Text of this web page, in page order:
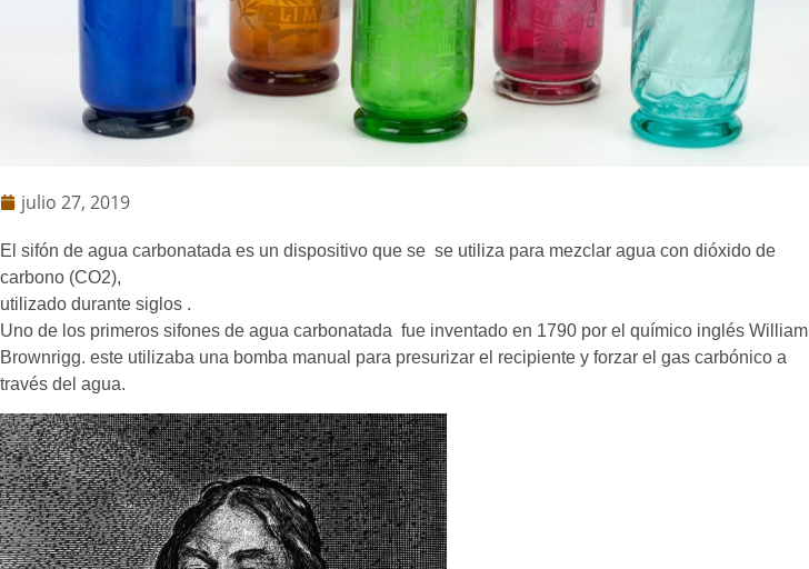
julio 27, 2019
El sifón de agua carbonatada es un dispositivo que se se utiliza para mezclar agua con dióxido de
carbono (CO2),
utilizado durante siglos .
Uno de los primeros sifones de agua carbonatada fue inventado en 1790 por el químico inglés William
Brownrigg. este utilizaba una bomba manual para presurizar el recipiente y forzar el gas carbónico a
través del agua.